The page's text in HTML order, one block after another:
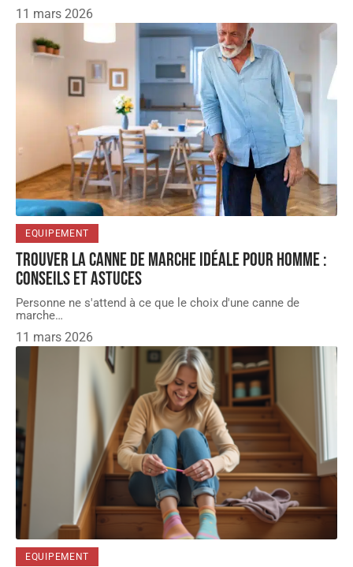
11 mars 2026
EQUIPEMENT
Trouver la canne de marche idéale pour homme :
conseils et astuces
Personne ne s'attend à ce que le choix d'une canne de
marche…
11 mars 2026
EQUIPEMENT